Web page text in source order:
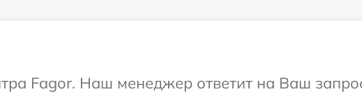
Fagor. Наш менеджер ответит на Ваш